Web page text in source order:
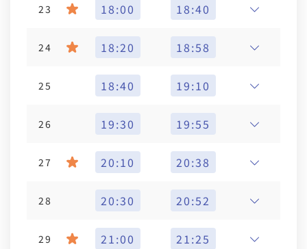
23 18:00 18:40
24 18:20 18:58
25 18:40 19:10
26 19:30 19:55
27 20:10 20:38
28 20:30 20:52
29 21:00 21:25